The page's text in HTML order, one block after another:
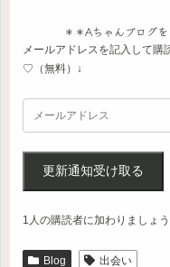
＊＊Aちゃんブログ
メールアドレスを記入して購
♡（無料）↓
更新通知受け取る
1人の購読者に加わりましょう
Blog 出会い